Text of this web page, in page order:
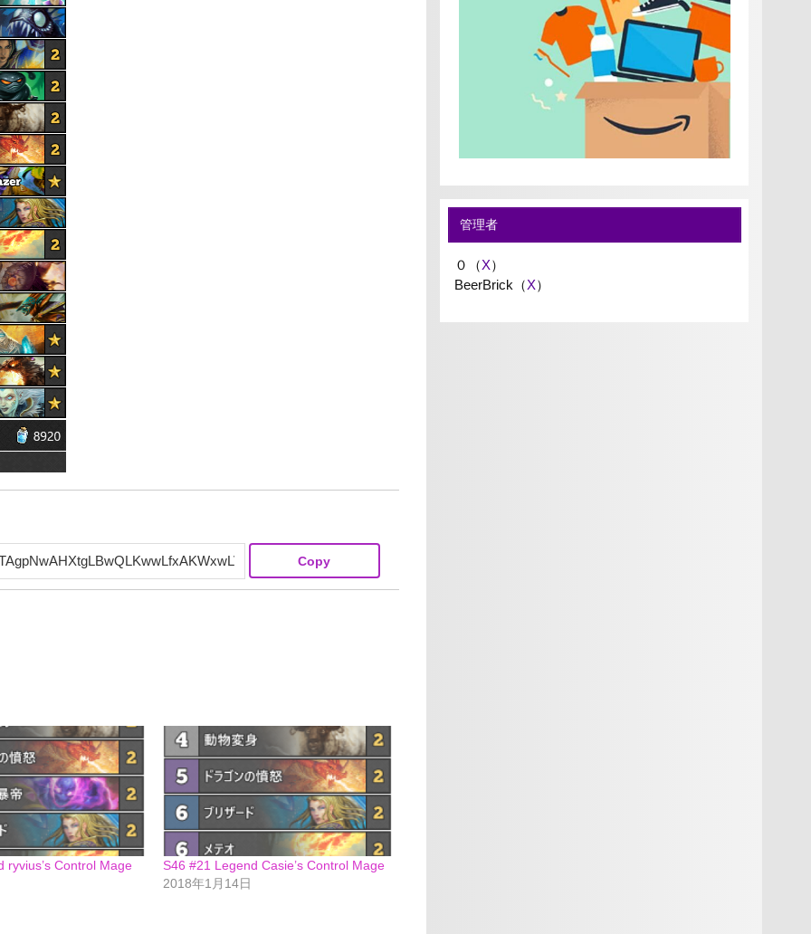
Copy
ryvius’s Control Mage
S46 #21 Legend Casie’s Control Mage
2018年1月14日
管理者
０（X）
BeerBrick（X）